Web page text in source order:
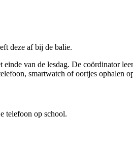
deze af bij de balie.
van de lesdag. De coördinator
smartwatch of oortjes ophalen
telefoon op school.